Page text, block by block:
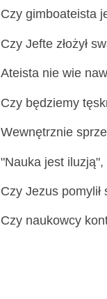
Czy gimboateista
Czy Jefte złożył
Ateista nie wie
Czy będziemy
Wewnętrznie
"Nauka jest
Czy Jezus
Czy naukowcy